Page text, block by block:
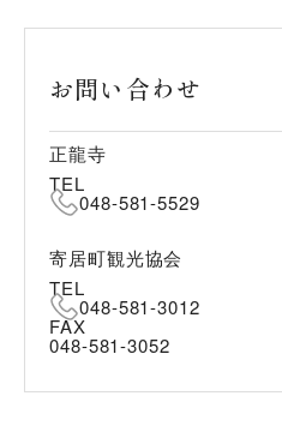
お問い合わせ
正龍寺
TEL
048-581-5529
寄居町観光協会
TEL
048-581-3012
FAX
048-581-3052